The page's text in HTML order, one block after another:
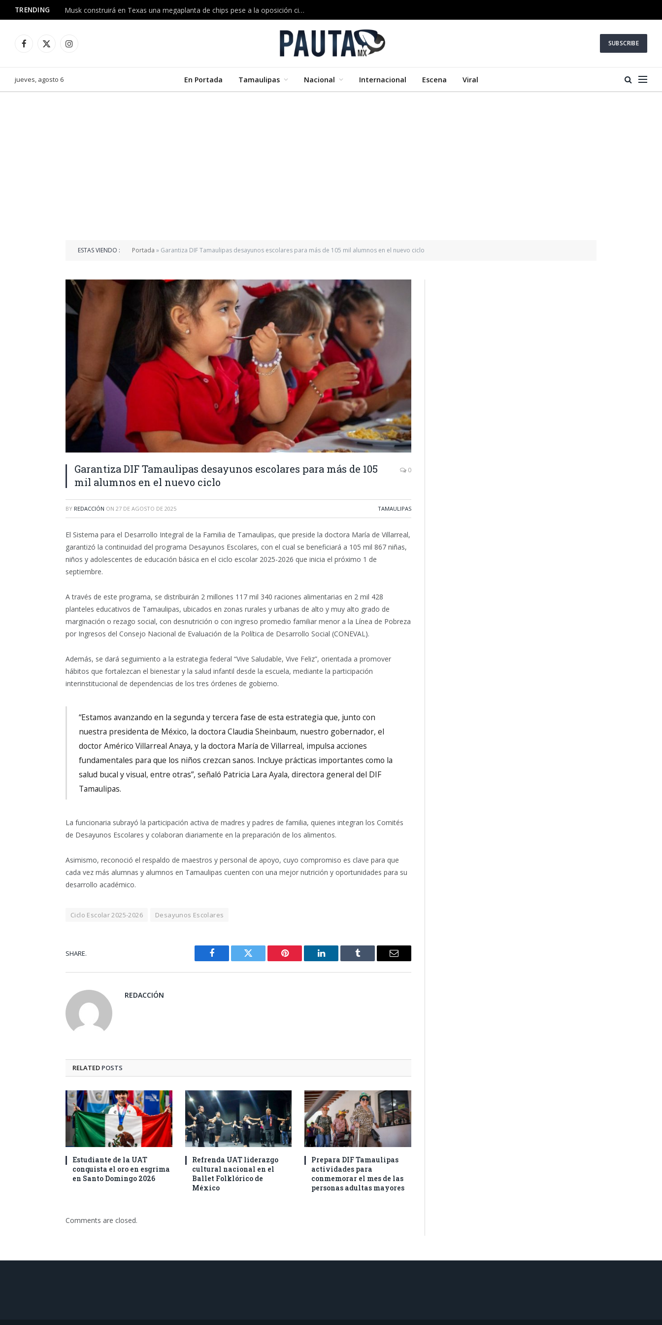
TRENDING Musk construirá en Texas una megaplanta de chips pese a la oposición ciudadana
Facebook
X
Instagram SUBSCRIBE
jueves, agosto 6 En Portada Tamaulipas Nacional Internacional Escena Viral
ESTAS VIENDO : Portada » Garantiza DIF Tamaulipas desayunos escolares para más de 105 mil alumnos en el nuevo ciclo
Garantiza DIF Tamaulipas desayunos escolares para más de 105
mil alumnos en el nuevo ciclo
0
BY REDACCIÓN ON 27 DE AGOSTO DE 2025 TAMAULIPAS
El Sistema para el Desarrollo Integral de la Familia de Tamaulipas, que preside la doctora María de Villarreal,
garantizó la continuidad del programa Desayunos Escolares, con el cual se beneficiará a 105 mil 867 niñas,
niños y adolescentes de educación básica en el ciclo escolar 2025-2026 que inicia el próximo 1 de
septiembre.
A través de este programa, se distribuirán 2 millones 117 mil 340 raciones alimentarias en 2 mil 428
planteles educativos de Tamaulipas, ubicados en zonas rurales y urbanas de alto y muy alto grado de
marginación o rezago social, con desnutrición o con ingreso promedio familiar menor a la Línea de Pobreza
por Ingresos del Consejo Nacional de Evaluación de la Política de Desarrollo Social (CONEVAL).
Además, se dará seguimiento a la estrategia federal “Vive Saludable, Vive Feliz”, orientada a promover
hábitos que fortalezcan el bienestar y la salud infantil desde la escuela, mediante la participación
interinstitucional de dependencias de los tres órdenes de gobierno.
“Estamos avanzando en la segunda y tercera fase de esta estrategia que, junto con
nuestra presidenta de México, la doctora Claudia Sheinbaum, nuestro gobernador, el
doctor Américo Villarreal Anaya, y la doctora María de Villarreal, impulsa acciones
fundamentales para que los niños crezcan sanos. Incluye prácticas importantes como la
salud bucal y visual, entre otras”, señaló Patricia Lara Ayala, directora general del DIF
Tamaulipas.
La funcionaria subrayó la participación activa de madres y padres de familia, quienes integran los Comités
de Desayunos Escolares y colaboran diariamente en la preparación de los alimentos.
Asimismo, reconoció el respaldo de maestros y personal de apoyo, cuyo compromiso es clave para que
cada vez más alumnas y alumnos en Tamaulipas cuenten con una mejor nutrición y oportunidades para su
desarrollo académico.
Ciclo Escolar 2025-2026 Desayunos Escolares
SHARE.
Facebook Twitter Pinterest LinkedIn Tumblr Email
REDACCIÓN
RELATED POSTS
Estudiante de la UAT
conquista el oro en esgrima
en Santo Domingo 2026
Refrenda UAT liderazgo
cultural nacional en el
Ballet Folklórico de
México
Prepara DIF Tamaulipas
actividades para
conmemorar el mes de las
personas adultas mayores
Comments are closed.